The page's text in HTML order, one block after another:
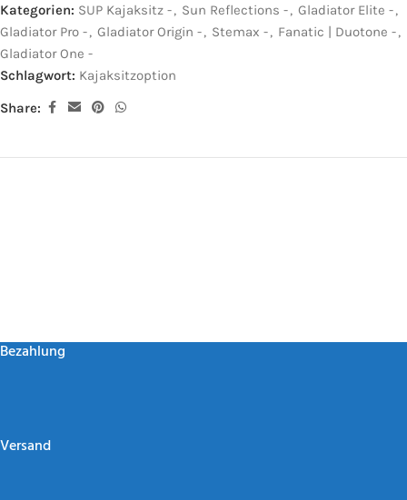
Kategorien: SUP Kajaksitz -, Sun Reflections -, Gladiator Elite -,
Gladiator Pro -, Gladiator Origin -, Stemax -, Fanatic | Duotone -,
Gladiator One -
Schlagwort: Kajaksitzoption
Share:
Bezahlung
Versand